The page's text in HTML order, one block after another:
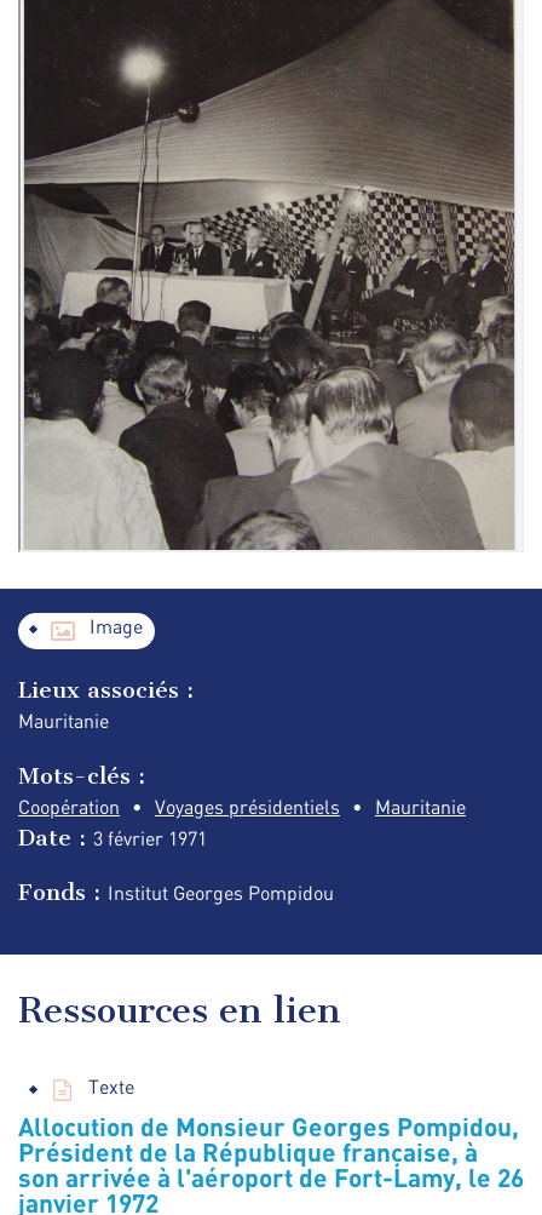
Image
Lieux associés :
Mauritanie
Mots-clés :
Coopération Voyages présidentiels Mauritanie
Date : 3 février 1971
Fonds : Institut Georges Pompidou
Ressources en lien
Texte
Allocution de Monsieur Georges Pompidou,
Président de la République française, à
son arrivée à l'aéroport de Fort-Lamy, le 26
janvier 1972